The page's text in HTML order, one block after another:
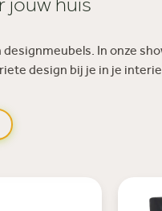
jouw huis
In onze
design bij je in je